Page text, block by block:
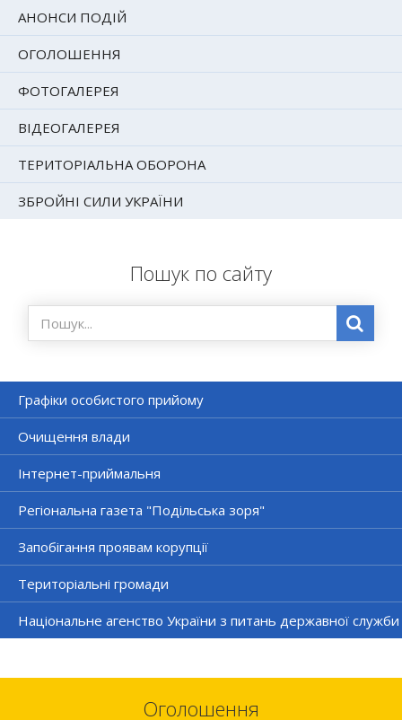
АНОНСИ ПОДІЙ
ОГОЛОШЕННЯ
ФОТОГАЛЕРЕЯ
ВІДЕОГАЛЕРЕЯ
ТЕРИТОРІАЛЬНА ОБОРОНА
ЗБРОЙНІ СИЛИ УКРАЇНИ
Пошук по сайту
Графіки особистого прийому
Очищення влади
Інтернет-приймальня
Регіональна газета "Подільська зоря"
Запобігання проявам корупції
Територіальні громади
Національне агенство України з питань державної служби
Оголошення